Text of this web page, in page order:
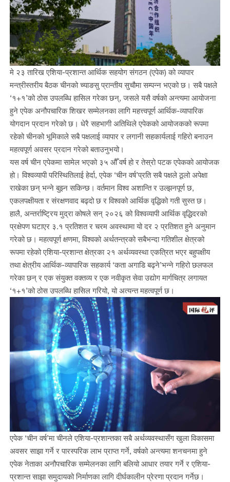
मे २३ तारिख एशिया-प्रशान्त आर्थिक सहयोग संगठन (एपेक) को व्यापार
मन्त्रीस्तरीय बैठक चीनको च्याङसु प्रान्तीय सुचौमा सम्पन्न भएको छ। सबै पक्षले
‘१+१’को ठोस उपलब्धि हासिल गरेका छन्, जसले यसै वर्षको अन्त्यमा आयोजना
हुने एपेक अनौपचारिक शिखर सम्मेलनका लागि महत्त्वपूर्ण आर्थिक-व्यापारिक
योगदान प्रदान गरेको छ। धेरै सहभागी अतिथिले एपेकको आयोजकको रूपमा
रहेको चीनको भूमिकाले सबै पक्षलाई व्यापार र लगानी सहकार्यलाई गहिरो बनाउन
महत्वपूर्ण अवसर प्रदान गरेको बताउनुभयो।
यस वर्ष चीन एपेकमा सामेल भएको ३५ औँ वर्ष हो र तेस्रो पटक एपेकको आयोजक
हो। विश्वव्यापी परिस्थितिलाई हेर्दा, एपेक ‘चीन वर्ष’प्रति सबै पक्षले ठूलो अपेक्षा
राखेका छन् भन्ने बुझ्न सकिन्छ। वर्तमान विश्व अशान्ति र उल्झनपूर्ण छ,
एकलपक्षीयता र संरक्षणवाद बढ्दो छ र विश्वको आर्थिक वृद्धिको गती सुस्त छ।
हालै, अन्तर्राष्ट्रिय मुद्रा कोषले सन् २०२६ को विश्वव्यापी आर्थिक वृद्धिदरको
प्रक्षेपण घटाएर ३.१ प्रतिशत र चरम अवस्थामा यो दर २ प्रतिशत हुने अनुमान
गरेको छ। महत्वपूर्ण क्षणमा, विश्वको अर्थतन्त्रको सबैभन्दा गतिशील क्षेत्रको
रूपमा रहेको एशिया-प्रशान्त क्षेत्रका २१ अर्थव्यवस्था एकत्रित भएर बहुपक्षीय
तथा क्षेत्रीय आर्थिक-व्यापारिक सहकार्य ‘कता अगाडि बढ्ने’भन्ने गहिरो छलफल
गरेका छन् र एक संयुक्त वक्तव्य र एक नवीकृत सेवा उद्योग मार्गचित्र लगायत
‘१+१’को ठोस उपलब्धि हासिल गरियो, यो अत्यन्त महत्वपूर्ण छ।
एपेक ‘चीन वर्ष’मा चीनले एशिया-प्रशान्तका सबै अर्थव्यवस्थासँग खुला विकासमा
अवसर साझा गर्ने र पारस्परिक लाभ प्राप्त गर्ने, वर्षको अन्त्यमा शनचनमा हुने
एपेक नेताका अनौपचारिक सम्मेलनका लागि बलियो आधार तयार गर्ने र एशिया-
प्रशान्त साझा समुदायको निर्माणका लागि दीर्घकालीन प्रेरणा प्रदान गर्नेछ।